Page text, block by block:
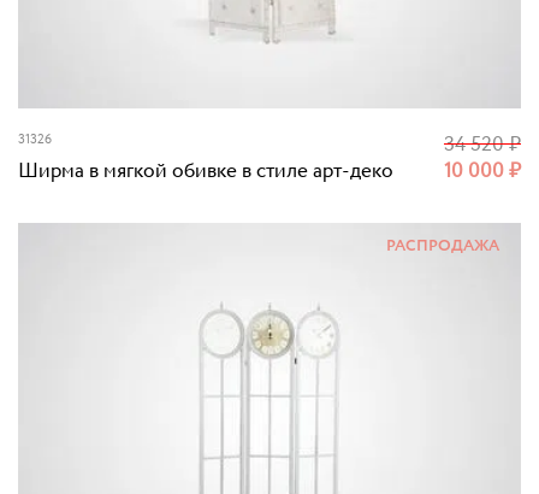
31326
Ширма в мягкой обивке в стиле арт-деко 10 000₽
34 520₽
РАСПРОДАЖА